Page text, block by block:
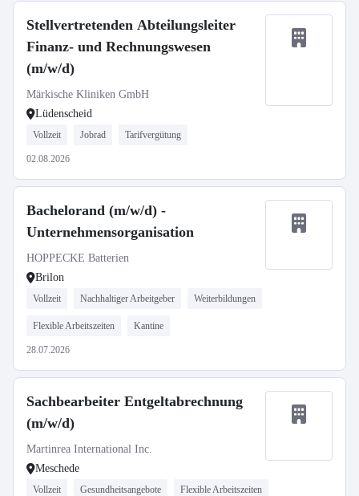
Stellvertretenden Abteilungsleiter
Finanz- und Rechnungswesen
(m/w/d)
Märkische Kliniken GmbH
Lüdenscheid
Vollzeit Jobrad Tarifvergütung
02.08.2026
Bachelorand (m/w/d) -
Unternehmensorganisation
HOPPECKE Batterien
Brilon
Vollzeit Nachhaltiger Arbeitgeber Weiterbildungen
Flexible Arbeitszeiten Kantine
28.07.2026
Sachbearbeiter Entgeltabrechnung
(m/w/d)
Martinrea International Inc.
Meschede
Vollzeit Gesundheitsangebote Flexible Arbeitszeiten